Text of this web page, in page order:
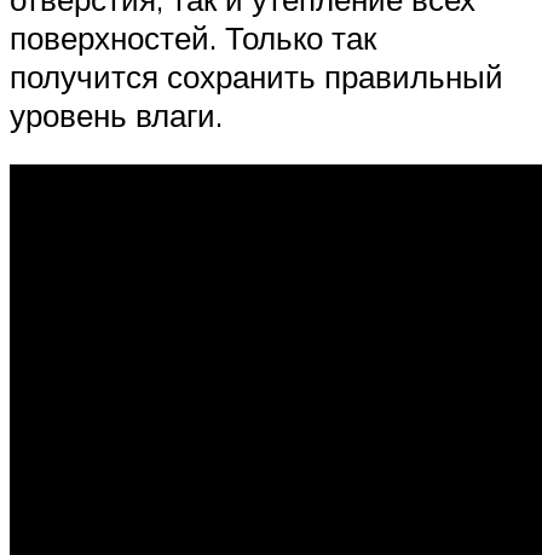
поверхностей. Только так
получится сохранить правильный
уровень влаги.